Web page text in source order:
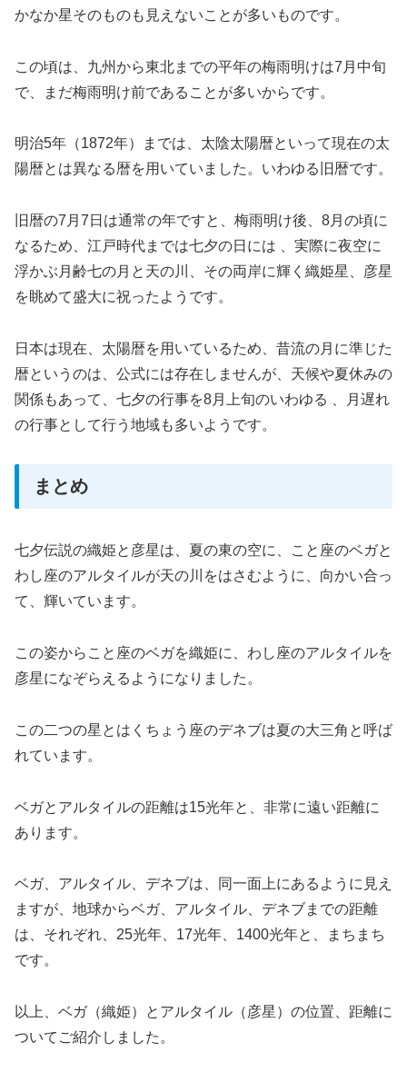
かなか星そのものも見えないことが多いものです。
この頃は、九州から東北までの平年の梅雨明けは7月中旬
で、まだ梅雨明け前であることが多いからです。
明治5年（1872年）までは、太陰太陽暦といって現在の太
陽暦とは異なる暦を用いていました。 いわゆる旧暦です。
旧暦の7月7日は通常の年ですと、梅雨明け後、8月の頃に
なるため、江戸時代までは七夕の日には 、実際に夜空に
浮かぶ月齢七の月と天の川、その両岸に輝く織姫星、彦星
を眺めて盛大に祝ったようです。
日本は現在、太陽暦を用いているため、昔流の月に準じた
暦というのは、公式には存在しませんが、天候や夏休みの
関係もあって、七夕の行事を8月上旬のいわゆる 、月遅れ
の行事として行う地域も多いようです。
まとめ
七夕伝説の織姫と彦星は、夏の東の空に、こと座のベガと
わし座のアルタイルが天の川をはさむように、向かい合っ
て、輝いています。
この姿からこと座のベガを織姫に、わし座のアルタイルを
彦星になぞらえるようになりました。
この二つの星とはくちょう座のデネブは夏の大三角と呼ば
れています。
ベガとアルタイルの距離は15光年と、非常に遠い距離に
あります。
ベガ、アルタイル、デネブは、同一面上にあるように見え
ますが、地球からベガ、アルタイル、デネブまでの距離
は、それぞれ、25光年、17光年、1400光年と、まちまち
です。
以上、ベガ（織姫）とアルタイル（彦星）の位置、距離に
ついてご紹介しました。